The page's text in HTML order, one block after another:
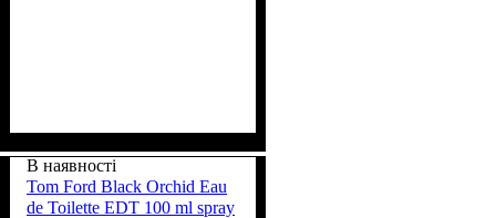
В наявності
Tom Ford Black Orchid Eau
de Toilette EDT 100 ml spray